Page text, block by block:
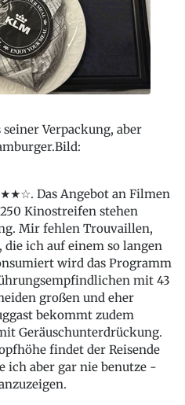
Verpackung, aber
Das Angebot an Filmen
Kinostreifen stehen
Mir fehlen Trouvaillen,
ich auf einem so langen
wird das Programm
mit 43
großen und eher
bekommt zudem
Geräuschunterdrückung.
findet der Reisende
ich aber gar nie benutze -